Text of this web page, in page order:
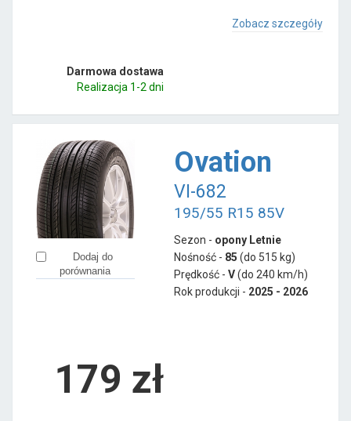
Zobacz szczegóły
Darmowa dostawa
Realizacja 1-2 dni
Dodaj do
porównania
Ovation
VI-682
195/55 R15 85V
Sezon - opony Letnie
Nośność - 85 (do 515 kg)
Prędkość - V(do 240 km/h)
Rok produkcji - 2025 - 2026
179 zł